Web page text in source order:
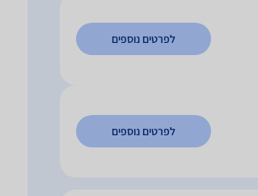
לפרטים נוספים
לפרטים נוספים